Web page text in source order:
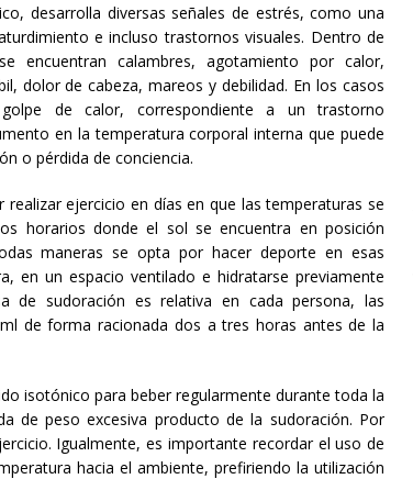
desarrolla diversas señales de estrés, como una
e incluso trastornos visuales. Dentro de
encuentran calambres, agotamiento por calor,
dolor de cabeza, mareos y debilidad. En los casos
de calor, correspondiente a un trastorno
en la temperatura corporal interna que puede
o pérdida de conciencia.
ejercicio en días en que las temperaturas se
horarios donde el sol se encuentra en posición
maneras se opta por hacer deporte en esas
en un espacio ventilado e hidratarse previamente
de sudoración es relativa en cada persona, las
de forma racionada dos a tres horas antes de la
isotónico para beber regularmente durante toda la
de peso excesiva producto de la sudoración. Por
Igualmente, es importante recordar el uso de
hacia el ambiente, prefiriendo la utilización